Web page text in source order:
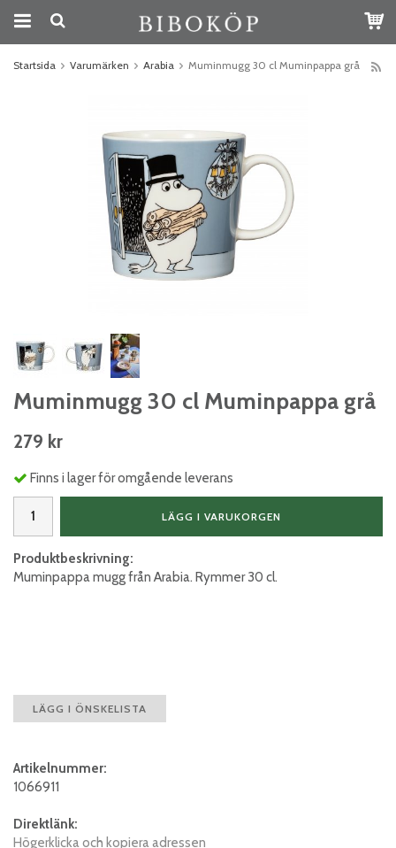
Startsida Varumärken Arabia Muminmugg 30 cl Muminpappa grå
Muminmugg 30 cl Muminpappa grå
279 kr
Finns i lager för omgående leverans
LÄGG I VARUKORGEN
Produktbeskrivning:
Muminpappa mugg från Arabia. Rymmer 30 cl.
LÄGG I ÖNSKELISTA
Artikelnummer:
1066911
Direktlänk:
Högerklicka och kopiera adressen